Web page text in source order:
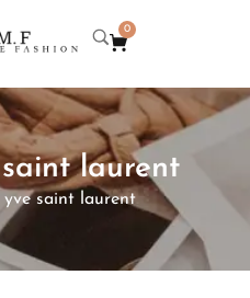
0
laurent
saint laurent